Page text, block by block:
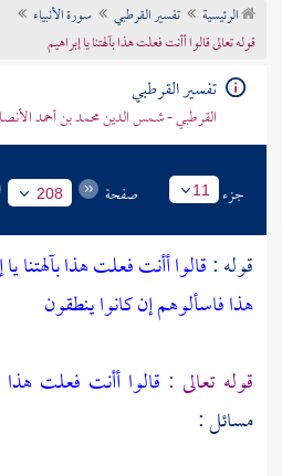
تراجم الأعلام
الرئيسية تفسير القرطبي
سورة الأنبياء
قوله تعالى قالوا أأنت فعلت هذا بآلهتنا يا إبراهيم
تفسير القرطبي
القرطبي - شمس الدين محمد بن أحمد
جزء 11 صفحة 208
قوله :قالوا أأنت فعلت هذا بآلهتنا
هذا فاسألوهم إن كانوا ينطقون
قوله تعالى : قالوا أأنت فعلت هذا
مسائل :